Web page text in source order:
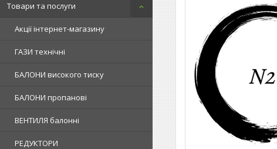
Товари та послуги
Акції інтернет-магазину
ГАЗИ технічні
БАЛОНИ високого тиску
БАЛОНИ пропанові
ВЕНТИЛЯ балонні
РЕДУКТОРИ